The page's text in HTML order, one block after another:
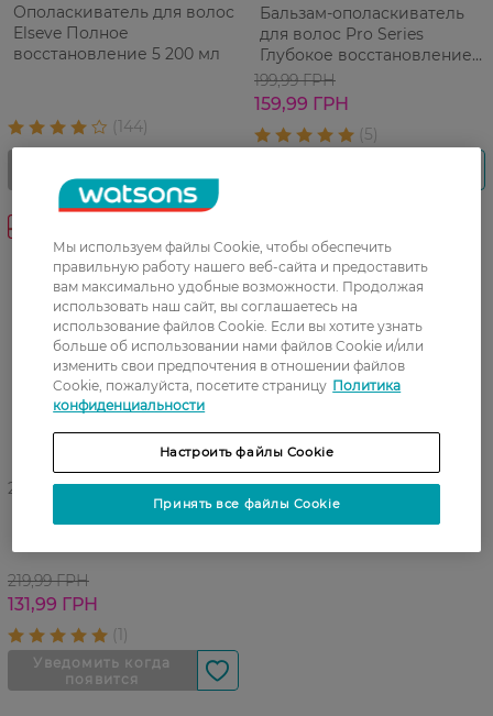
Ополаскиватель для волос
Elseve Полное
восстановление 5 200 мл
Бальзам-ополаскиватель
для волос Pro Series
Глубокое восстановление
500 мл
199,99 ГРН
159,99 ГРН
-40%
27 07 - 23 08
Бальзам для волос Syoss
219,99 ГРН
131,99 ГРН
Мы используем файлы Cookie, чтобы обеспечить
правильную работу нашего веб-сайта и предоставить
вам максимально удобные возможности. Продолжая
использовать наш сайт, вы соглашаетесь на
использование файлов Cookie. Если вы хотите узнать
больше об использовании нами файлов Cookie и/или
изменить свои предпочтения в отношении файлов
Cookie, пожалуйста, посетите страницу Политика
конфиденциальности
Настроить файлы Cookie
Принять все файлы Cookie